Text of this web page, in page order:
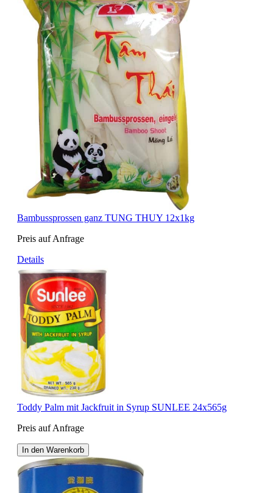
Bambussprossen ganz TUNG THUY 12x1kg
Preis auf Anfrage
Details
Toddy Palm mit Jackfruit in Syrup SUNLEE 24x565g
Preis auf Anfrage
In den Warenkorb